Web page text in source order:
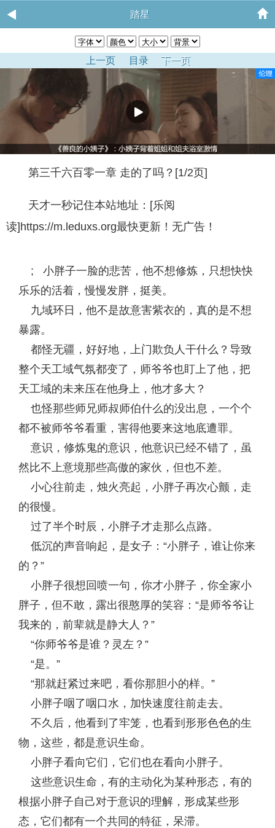
踏星
上一页 目录 下一页
第三千六百零一章 走的了吗？[1/2页]
天才一秒记住本站地址：[乐阅
读]https://m.leduxs.org最快更新！无广告！
; 小胖子一脸的悲苦，他不想修炼，只想快快
乐乐的活着，慢慢发胖，挺美。
九域环日，他不是故意害紫衣的，真的是不想
暴露。
都怪无疆，好好地，上门欺负人干什么？导致
整个天工域气氛都变了，师爷爷也盯上了他，把
天工域的未来压在他身上，他才多大？
也怪那些师兄师叔师伯什么的没出息，一个个
都不被师爷爷看重，害得他要来这地底遭罪。
意识，修炼鬼的意识，他意识已经不错了，虽
然比不上意境那些高傲的家伙，但也不差。
小心往前走，烛火亮起，小胖子再次心颤，走
的很慢。
过了半个时辰，小胖子才走那么点路。
低沉的声音响起，是女子：“小胖子，谁让你来
的？”
小胖子很想回喷一句，你才小胖子，你全家小
胖子，但不敢，露出很憨厚的笑容：“是师爷爷让
我来的，前辈就是静大人？”
“你师爷爷是谁？灵左？”
“是。”
“那就赶紧过来吧，看你那胆小的样。”
小胖子咽了咽口水，加快速度往前走去。
不久后，他看到了牢笼，也看到形形色色的生
物，这些，都是意识生命。
小胖子看向它们，它们也在看向小胖子。
这些意识生命，有的主动化为某种形态，有的
根据小胖子自己对于意识的理解，形成某些形
态，它们都有一个共同的特征，呆滞。